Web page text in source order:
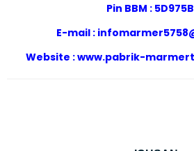
Pin BBM :
E-mail :
Website :www.pabrik-